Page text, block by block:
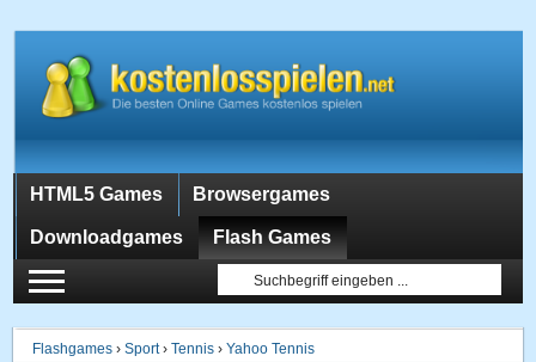
HTML5 Games Browsergames
Downloadgames Flash Games
Flashgames ›Sport›Tennis›Yahoo Tennis